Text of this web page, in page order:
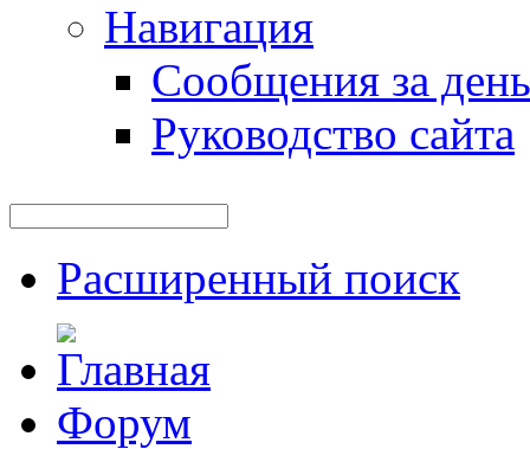
Навигация
Сообщения за день
Руководство сайта
Расширенный поиск
Форум